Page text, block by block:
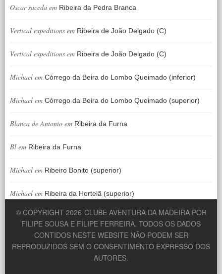
Oscar saceda em Ribeira da Pedra Branca
Vertical expeditions em Ribeira de João Delgado (C)
Vertical expeditions em Ribeira de João Delgado (C)
Michael em Córrego da Beira do Lombo Queimado (inferior)
Michael em Córrego da Beira do Lombo Queimado (superior)
Blanca de Antonio em Ribeira da Furna
Bl em Ribeira da Furna
Michael em Ribeiro Bonito (superior)
Michael em Ribeira da Hortelã (superior)
© COPYRIGHT 2026 CLUBE AVENTURA DA MADEIRA POR
FILIPE SOUSA E FILIPE FERREIRA. TODOS OS DADOS
CONTIDOS NESTE WEBSITE NÃO PODEM SER
REPRODUZIDOS SEM O CONSENTIMENTO EXPRESSO DOS
AUTORES.